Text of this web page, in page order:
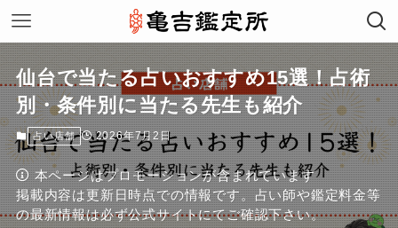
仙台で当たる占いおすすめ15選！占術
別・条件別に当たる先生も紹介
占い店舗 2026年7月2日
本ページはプロモーションが含まれています
掲載内容は更新日時点での情報です。占い師や鑑定料金等
の最新情報は必ず公式サイトにてご確認下さい。